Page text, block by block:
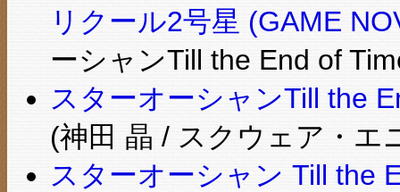
リクール2号星 (GAME
ーシャンTill the End of
スターオーシャンTill the
(神田 晶 / スクウェア・エ
スターオーシャン Till the